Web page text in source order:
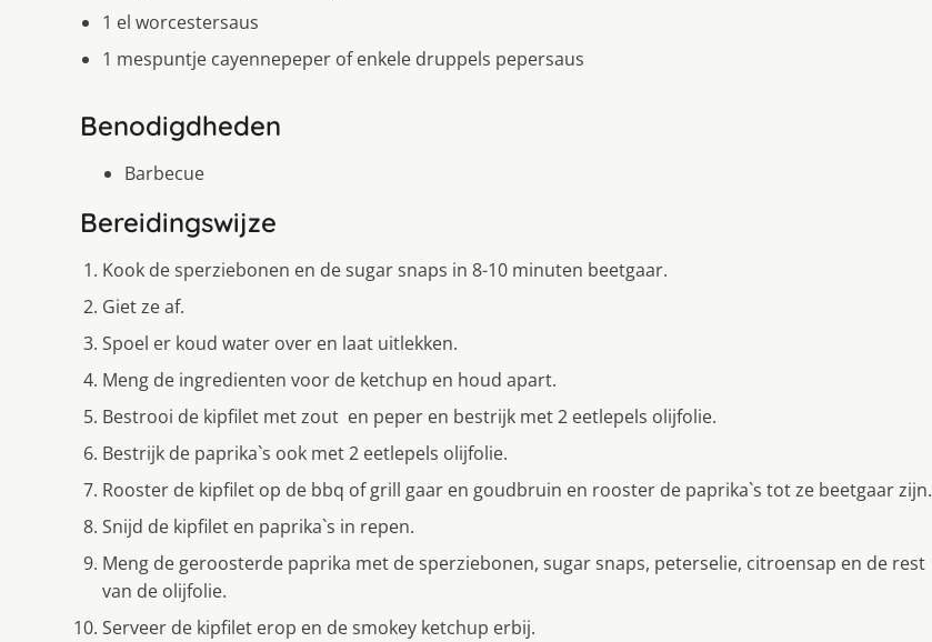
1 el worcestersaus
1 mespuntje cayennepeper of enkele druppels pepersaus
Benodigdheden
Barbecue
Bereidingswijze
Kook de sperziebonen en de sugar snaps in 8-10 minuten beetgaar.
Giet ze af.
Spoel er koud water over en laat uitlekken.
Meng de ingredienten voor de ketchup en houd apart.
Bestrooi de kipfilet met zout en peper en bestrijk met 2 eetlepels olijfolie.
Bestrijk de paprika`s ook met 2 eetlepels olijfolie.
Rooster de kipfilet op de bbq of grill gaar en goudbruin en rooster de paprika`s tot ze beetgaar zijn.
Snijd de kipfilet en paprika`s in repen.
Meng de geroosterde paprika met de sperziebonen, sugar snaps, peterselie, citroensap en de rest
van de olijfolie.
Serveer de kipfilet erop en de smokey ketchup erbij.